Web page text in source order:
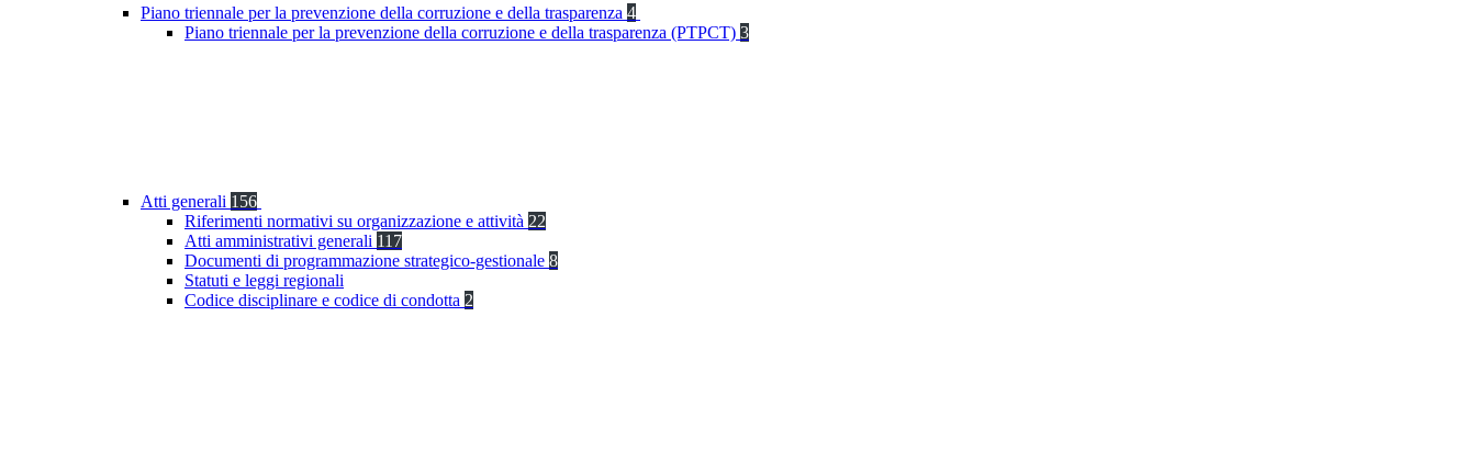
Piano triennale per la prevenzione della corruzione e della trasparenza 4
Piano triennale per la prevenzione della corruzione e della trasparenza (PTPCT) 3
Atti generali 156
Riferimenti normativi su organizzazione e attività 22
Atti amministrativi generali 117
Documenti di programmazione strategico-gestionale 8
Statuti e leggi regionali
Codice disciplinare e codice di condotta 2